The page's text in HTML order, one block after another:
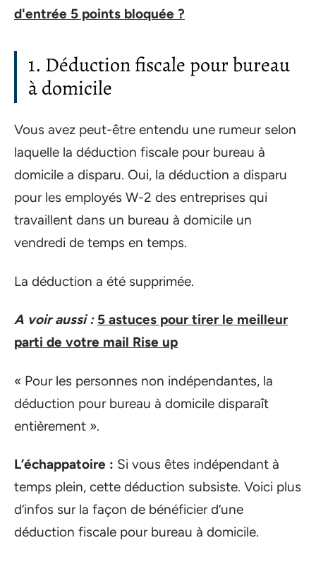
d'entrée 5 points bloquée ?
1. Déduction fiscale pour bureau
à domicile
Vous avez peut-être entendu une rumeur selon
laquelle la déduction fiscale pour bureau à
domicile a disparu. Oui, la déduction a disparu
pour les employés W-2 des entreprises qui
travaillent dans un bureau à domicile un
vendredi de temps en temps.
La déduction a été supprimée.
A voir aussi : 5 astuces pour tirer le meilleur
parti de votre mail Rise up
« Pour les personnes non indépendantes, la
déduction pour bureau à domicile disparaît
entièrement ».
L’échappatoire : Si vous êtes indépendant à
temps plein, cette déduction subsiste. Voici plus
d’infos sur la façon de bénéficier d’une
déduction fiscale pour bureau à domicile.